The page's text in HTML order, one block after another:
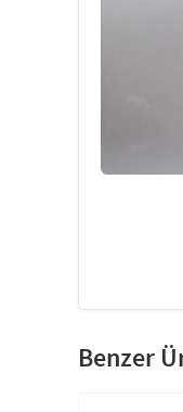
Benzer